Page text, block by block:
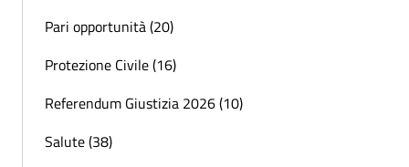
Pari opportunità (20)
Protezione Civile (16)
Referendum Giustizia 2026 (10)
Salute (38)